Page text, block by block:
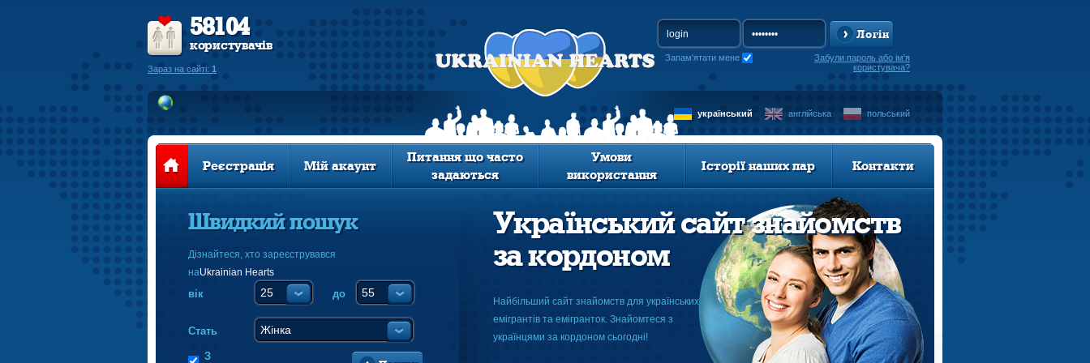
58104
користувачів
Зараз на сайті: 1
Логін
Запам'ятати мене
Забули пароль або ім'я
користувача?
український англійська польський
Реєстрація Мій акаунт
Питання що часто
задаються
Умови
використання
Історії наших пар Контакти
Швидкий пошук
Дізнайтеся, хто зареєструвався
наUkrainian Hearts
вік до
Стать
З
Український сайт знайомств
за кордоном
Найбільший сайт знайомств для українських
емігрантів та емігранток. Знайомтеся з
українцями за кордоном сьогодні!